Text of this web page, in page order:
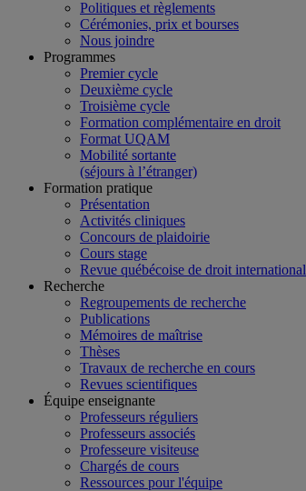
Politiques et règlements
Cérémonies, prix et bourses
Nous joindre
Programmes
Premier cycle
Deuxième cycle
Troisième cycle
Formation complémentaire en droit
Format UQAM
Mobilité sortante
(séjours à l’étranger)
Formation pratique
Présentation
Activités cliniques
Concours de plaidoirie
Cours stage
Revue québécoise de droit international
Recherche
Regroupements de recherche
Publications
Mémoires de maîtrise
Thèses
Travaux de recherche en cours
Revues scientifiques
Équipe enseignante
Professeurs réguliers
Professeurs associés
Professeure visiteuse
Chargés de cours
Ressources pour l'équipe